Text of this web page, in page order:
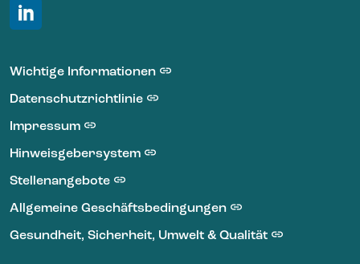
Wichtige Informationen
Datenschutzrichtlinie
Impressum
Hinweisgebersystem
Stellenangebote
Allgemeine Geschäftsbedingungen
Gesundheit, Sicherheit, Umwelt & Qualität